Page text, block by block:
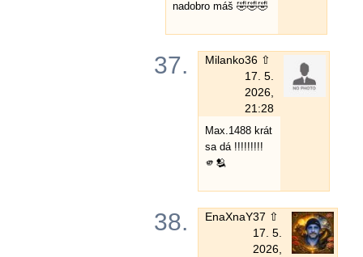
nadobro máš 🤣🤣🤣
37. Milanko36 ⇧
17. 5.
2026,
21:28
Max.1488 krát
sa dá !!!!!!!!!
🫵🫂
38. EnaXnaY37 ⇧
17. 5.
2026,